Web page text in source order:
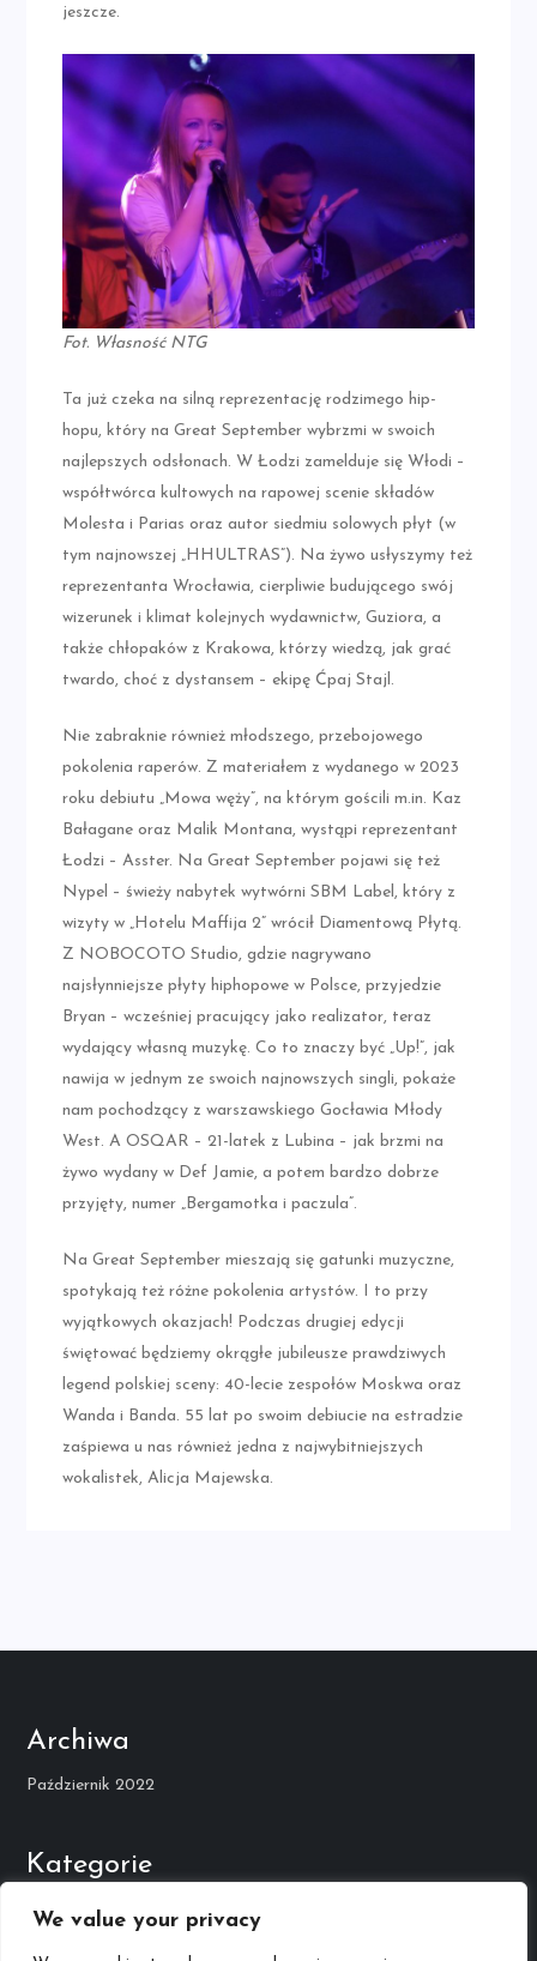
We value your privacy
jeszcze.
Fot. Własność NTG
Ta już czeka na silną reprezentację rodzimego hip-
hopu, który na Great September wybrzmi w swoich
najlepszych odsłonach. W Łodzi zamelduje się Włodi –
współtwórca kultowych na rapowej scenie składów
Molesta i Parias oraz autor siedmiu solowych płyt (w
tym najnowszej „HHULTRAS”). Na żywo usłyszymy też
reprezentanta Wrocławia, cierpliwie budującego swój
wizerunek i klimat kolejnych wydawnictw, Guziora, a
także chłopaków z Krakowa, którzy wiedzą, jak grać
twardo, choć z dystansem – ekipę Ćpaj Stajl.
Nie zabraknie również młodszego, przebojowego
pokolenia raperów. Z materiałem z wydanego w 2023
roku debiutu „Mowa węży”, na którym gościli m.in. Kaz
Bałagane oraz Malik Montana, wystąpi reprezentant
Łodzi – Asster. Na Great September pojawi się też
Nypel – świeży nabytek wytwórni SBM Label, który z
wizyty w „Hotelu Maffija 2” wrócił Diamentową Płytą.
Z NOBOCOTO Studio, gdzie nagrywano
najsłynniejsze płyty hiphopowe w Polsce, przyjedzie
Bryan – wcześniej pracujący jako realizator, teraz
wydający własną muzykę. Co to znaczy być „Up!”, jak
nawija w jednym ze swoich najnowszych singli, pokaże
nam pochodzący z warszawskiego Gocławia Młody
West. A OSQAR – 21-latek z Lubina – jak brzmi na
żywo wydany w Def Jamie, a potem bardzo dobrze
przyjęty, numer „Bergamotka i paczula”.
Na Great September mieszają się gatunki muzyczne,
spotykają też różne pokolenia artystów. I to przy
wyjątkowych okazjach! Podczas drugiej edycji
świętować będziemy okrągłe jubileusze prawdziwych
legend polskiej sceny: 40-lecie zespołów Moskwa oraz
Wanda i Banda. 55 lat po swoim debiucie na estradzie
zaśpiewa u nas również jedna z najwybitniejszych
wokalistek, Alicja Majewska.
Archiwa
Październik 2022
Kategorie
Kariera Muzyczna